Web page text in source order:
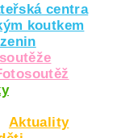
centra
koutkem
Aktuality